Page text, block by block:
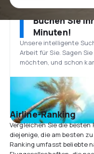
Buchen Sie
Minuten!
Unsere intelligente
Arbeit für Sie. Sagen
möchten, und schon
Airline-Ranking
Vergleichen Sie die
diejenige, die am besten
Ranking umfasst beliebte